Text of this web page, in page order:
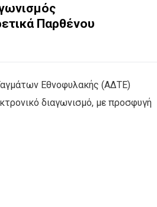
Παρθένου
Εθνοφυλακής (ΑΔΤΕ)
διαγωνισμό, με προσφυγή